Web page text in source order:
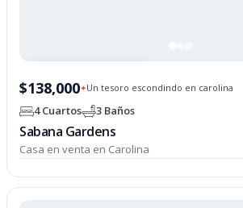
$138,000✦Un tesoro escondindo en carolina
4 Cuartos 3 Baños
Sabana Gardens
Casa en venta en Carolina